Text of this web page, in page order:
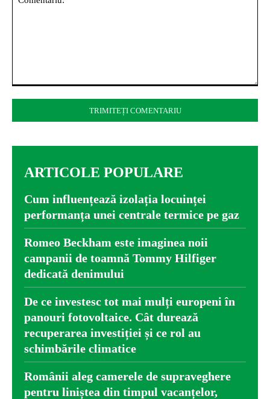
ARTICOLE POPULARE
Cum influențează izolația locuinței
performanța unei centrale termice pe gaz
Romeo Beckham este imaginea noii
campanii de toamnă Tommy Hilfiger
dedicată denimului
De ce investesc tot mai mulți europeni în
panouri fotovoltaice. Cât durează
recuperarea investiției și ce rol au
schimbările climatice
Românii aleg camerele de supraveghere
pentru liniștea din timpul vacanțelor,